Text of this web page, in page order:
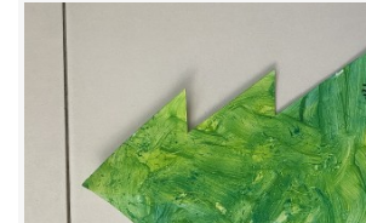
PÍSNĚ K TÉMATU PODZIM
BÁSNĚ K TÉMATU PODZIM
POHYBOVÉ AKTIVITY NA TÉMA PODZIM